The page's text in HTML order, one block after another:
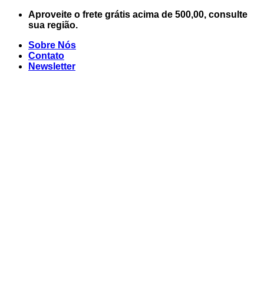
Skip
Aproveite o frete grátis acima de 500,00, consulte
sua região.
Sobre Nós
Contato
Newsletter